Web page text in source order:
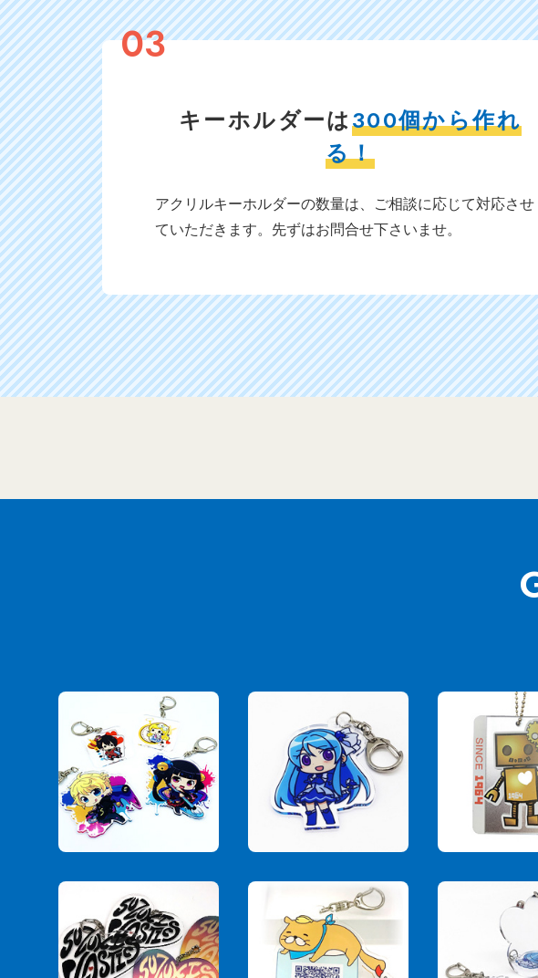
03
キーホルダーは300個から作れ
る！
アクリルキーホルダーの数量は、ご相談に応じて対応させ
ていただきます。先ずはお問合せ下さいませ。